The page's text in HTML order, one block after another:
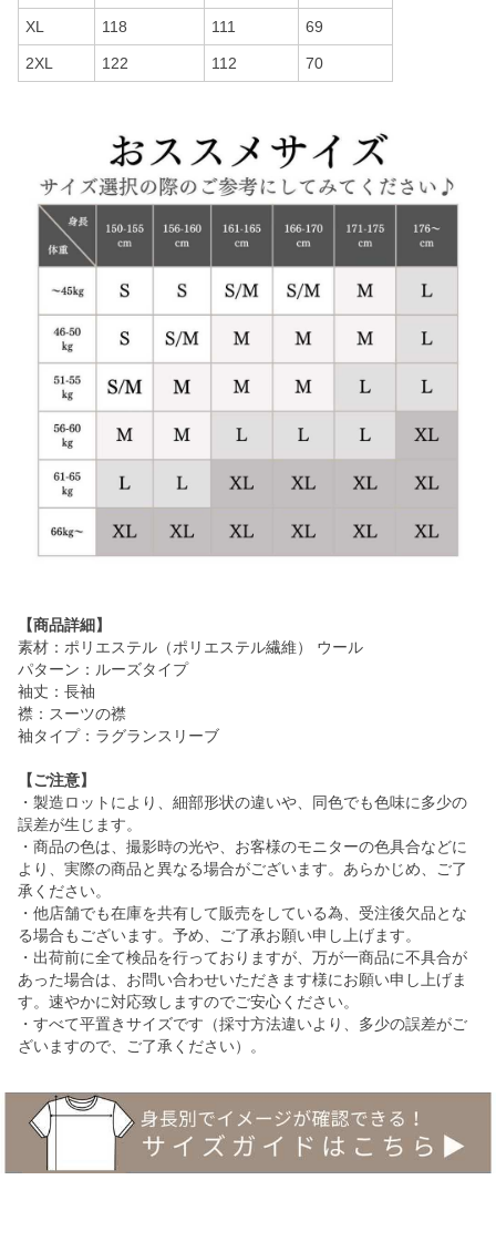
XL 118 111 69
2XL 122 112 70
【商品詳細】
素材：ポリエステル（ポリエステル繊維） ウール
パターン：ルーズタイプ
袖丈：長袖
襟：スーツの襟
袖タイプ：ラグランスリーブ
【ご注意】
・製造ロットにより、細部形状の違いや、同色でも色味に多少の
誤差が生じます。
・商品の色は、撮影時の光や、お客様のモニターの色具合などに
より、実際の商品と異なる場合がございます。あらかじめ、ご了
承ください。
・他店舗でも在庫を共有して販売をしている為、受注後欠品とな
る場合もございます。予め、ご了承お願い申し上げます。
・出荷前に全て検品を行っておりますが、万が一商品に不具合が
あった場合は、お問い合わせいただきます様にお願い申し上げま
す。速やかに対応致しますのでご安心ください。
・すべて平置きサイズです（採寸方法違いより、多少の誤差がご
ざいますので、ご了承ください）。